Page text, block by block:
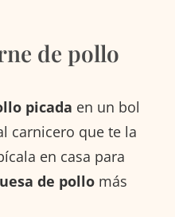
de pollo
picada en un bol
carnicero que te la
en casa para
de pollo más